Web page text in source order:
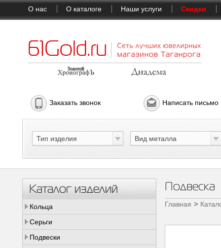
О нас О каталоге Наши услуги Скидки
Заказать звонок Написать письмо
Тип изделия Вид металла
Каталог изделий
Кольца
Серьги
Подвески
Подвеска
Главная